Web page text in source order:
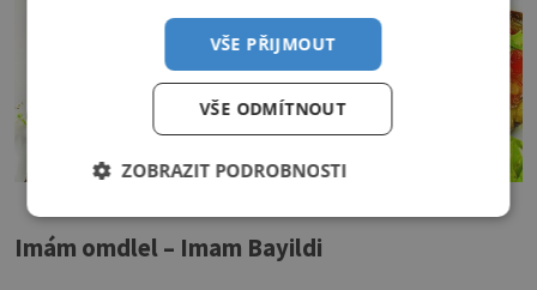
Imám omdlel – Imam Bayildi
VŠE PŘIJMOUT
VŠE ODMÍTNOUT
ZOBRAZIT PODROBNOSTI